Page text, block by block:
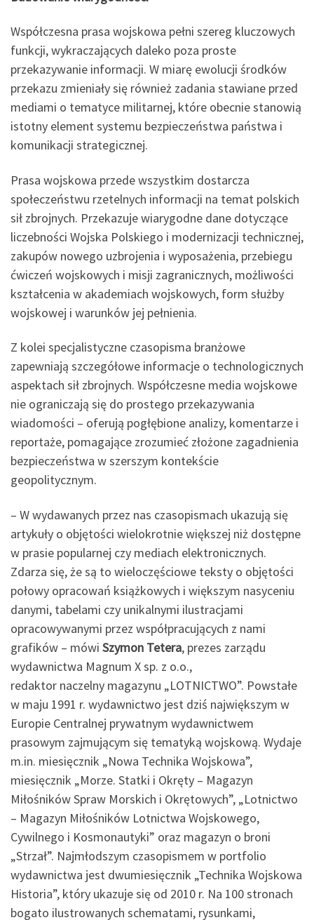
Współczesna prasa wojskowa pełni szereg kluczowych
funkcji, wykraczających daleko poza proste
przekazywanie informacji. W miarę ewolucji środków
przekazu zmieniały się również zadania stawiane przed
mediami o tematyce militarnej, które obecnie stanowią
istotny element systemu bezpieczeństwa państwa i
komunikacji strategicznej.
Prasa wojskowa przede wszystkim dostarcza
społeczeństwu rzetelnych informacji na temat polskich
sił zbrojnych. Przekazuje wiarygodne dane dotyczące
liczebności Wojska Polskiego i modernizacji technicznej,
zakupów nowego uzbrojenia i wyposażenia, przebiegu
ćwiczeń wojskowych i misji zagranicznych, możliwości
kształcenia w akademiach wojskowych, form służby
wojskowej i warunków jej pełnienia.
Z kolei specjalistyczne czasopisma branżowe
zapewniają szczegółowe informacje o technologicznych
aspektach sił zbrojnych. Współczesne media wojskowe
nie ograniczają się do prostego przekazywania
wiadomości – oferują pogłębione analizy, komentarze i
reportaże, pomagające zrozumieć złożone zagadnienia
bezpieczeństwa w szerszym kontekście
geopolitycznym.
– W wydawanych przez nas czasopismach ukazują się
artykuły o objętości wielokrotnie większej niż dostępne
w prasie popularnej czy mediach elektronicznych.
Zdarza się, że są to wieloczęściowe teksty o objętości
połowy opracowań książkowych i większym nasyceniu
danymi, tabelami czy unikalnymi ilustracjami
opracowywanymi przez współpracujących z nami
grafików – mówi Szymon Tetera, prezes zarządu
wydawnictwa Magnum X sp. z o.o.,
redaktor naczelny magazynu „LOTNICTWO”. Powstałe
w maju 1991 r. wydawnictwo jest dziś największym w
Europie Centralnej prywatnym wydawnictwem
prasowym zajmującym się tematyką wojskową. Wydaje
m.in. miesięcznik „Nowa Technika Wojskowa”,
miesięcznik „Morze. Statki i Okręty – Magazyn
Miłośników Spraw Morskich i Okrętowych”, „Lotnictwo
– Magazyn Miłośników Lotnictwa Wojskowego,
Cywilnego i Kosmonautyki” oraz magazyn o broni
„Strzał”. Najmłodszym czasopismem w portfolio
wydawnictwa jest dwumiesięcznik „Technika Wojskowa
Historia”, który ukazuje się od 2010 r. Na 100 stronach
bogato ilustrowanych schematami, rysunkami,